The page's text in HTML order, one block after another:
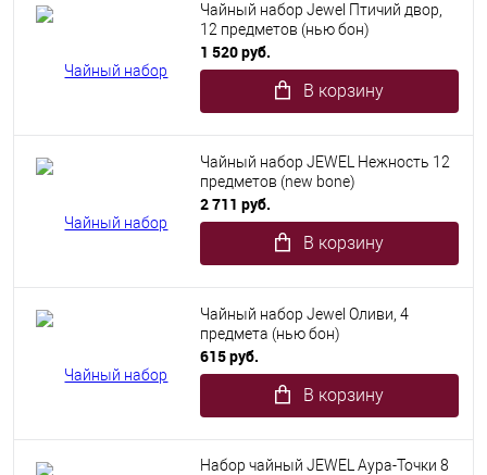
Чайный набор Jewel Птичий двор,
12 предметов (нью бон)
1 520 руб.
В корзину
Чайный набор JEWEL Нежность 12
предметов (new bone)
2 711 руб.
В корзину
Чайный набор Jewel Оливи, 4
предмета (нью бон)
615 руб.
В корзину
Набор чайный JEWEL Аура-Точки 8